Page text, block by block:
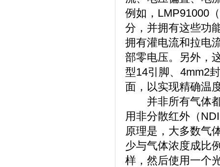
例如，LMP91000
分，并拥有这些功
拥有灌电流和拉电
部零电压。另外，
型14引脚、4mm2
面，以实现精确温
并非所有气体都
用非分散红外（
原理是，大多数气
少与气体浓度成比
样，然后使用一个